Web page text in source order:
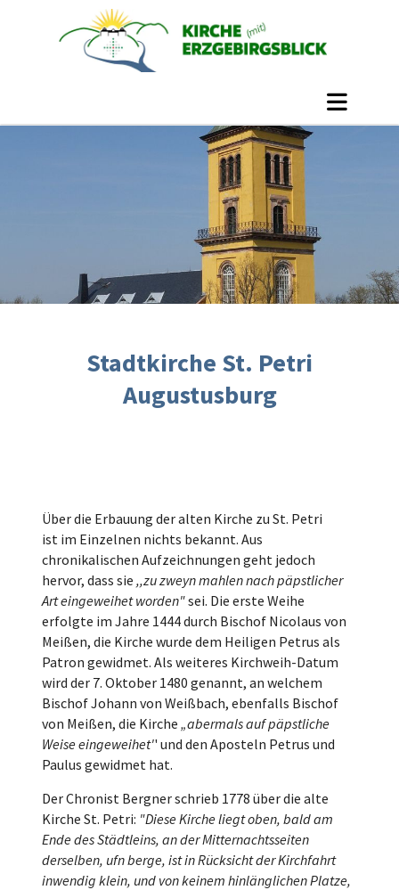
Stadtkirche St. Petri
Augustusburg
Über die Erbauung der alten Kirche zu St. Petri
ist im Einzelnen nichts bekannt. Aus
chronikalischen Aufzeichnungen geht jedoch
hervor, dass sie ,,zu zweyn mahlen nach päpstlicher
Art eingeweihet worden"sei. Die erste Weihe
erfolgte im Jahre 1444 durch Bischof Nicolaus von
Meißen, die Kirche wurde dem Heiligen Petrus als
Patron gewidmet. Als weiteres Kirchweih-Datum
wird der 7. Oktober 1480 genannt, an welchem
Bischof Johann von Weißbach, ebenfalls Bischof
von Meißen, die Kirche „abermals auf päpstliche
Weise eingeweihet'' und den Aposteln Petrus und
Paulus gewidmet hat.
Der Chronist Bergner schrieb 1778 über die alte
Kirche St. Petri: "Diese Kirche liegt oben, bald am
Ende des Städtleins, an der Mitternachtsseiten
derselben, ufn berge, ist in Rücksicht der Kirchfahrt
inwendig klein, und von keinem hinlänglichen Platze,